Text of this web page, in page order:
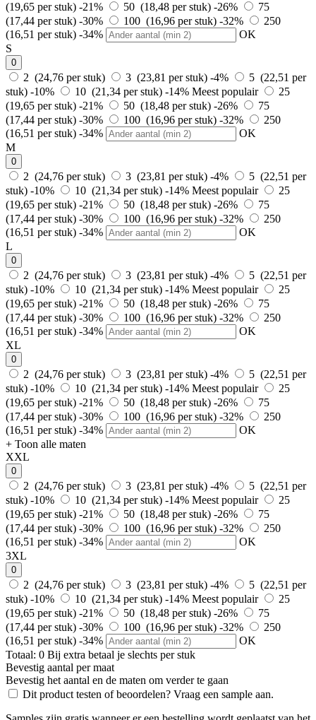
(19,65 per stuk) -21% 50 (18,48 per stuk) -26%
75
(17,44 per stuk) -30% 100 (16,96 per stuk) -32%
250
(16,51 per stuk) -34%
OK
S
0
2 (24,76 per stuk) 3 (23,81 per stuk) -4%
5 (22,51 per
stuk) -10% 10 (21,34 per stuk) -14% Meest populair
25
(19,65 per stuk) -21% 50 (18,48 per stuk) -26%
75
(17,44 per stuk) -30% 100 (16,96 per stuk) -32%
250
(16,51 per stuk) -34%
OK
M
0
2 (24,76 per stuk) 3 (23,81 per stuk) -4%
5 (22,51 per
stuk) -10% 10 (21,34 per stuk) -14% Meest populair
25
(19,65 per stuk) -21% 50 (18,48 per stuk) -26%
75
(17,44 per stuk) -30% 100 (16,96 per stuk) -32%
250
(16,51 per stuk) -34%
OK
L
0
2 (24,76 per stuk) 3 (23,81 per stuk) -4%
5 (22,51 per
stuk) -10% 10 (21,34 per stuk) -14% Meest populair
25
(19,65 per stuk) -21% 50 (18,48 per stuk) -26%
75
(17,44 per stuk) -30% 100 (16,96 per stuk) -32%
250
(16,51 per stuk) -34%
OK
XL
0
2 (24,76 per stuk) 3 (23,81 per stuk) -4%
5 (22,51 per
stuk) -10% 10 (21,34 per stuk) -14% Meest populair
25
(19,65 per stuk) -21% 50 (18,48 per stuk) -26%
75
(17,44 per stuk) -30% 100 (16,96 per stuk) -32%
250
(16,51 per stuk) -34%
OK
+ Toon alle maten
XXL
0
2 (24,76 per stuk) 3 (23,81 per stuk) -4%
5 (22,51 per
stuk) -10% 10 (21,34 per stuk) -14% Meest populair
25
(19,65 per stuk) -21% 50 (18,48 per stuk) -26%
75
(17,44 per stuk) -30% 100 (16,96 per stuk) -32%
250
(16,51 per stuk) -34%
OK
3XL
0
2 (24,76 per stuk) 3 (23,81 per stuk) -4%
5 (22,51 per
stuk) -10% 10 (21,34 per stuk) -14% Meest populair
25
(19,65 per stuk) -21% 50 (18,48 per stuk) -26%
75
(17,44 per stuk) -30% 100 (16,96 per stuk) -32%
250
(16,51 per stuk) -34%
OK
Totaal: 0 Bij extra betaal je slechts per stuk
Bevestig aantal per maat
Bevestig het aantal en de maten om verder te gaan
Dit product testen of beoordelen? Vraag een sample aan.